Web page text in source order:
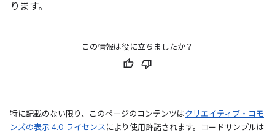
ります。
この情報は役に立ちましたか？
特に記載のない限り、このページのコンテンツはクリエイティブ・コモ
ンズの表示 4.0 ライセンスにより使用許諾されます。コードサンプルは